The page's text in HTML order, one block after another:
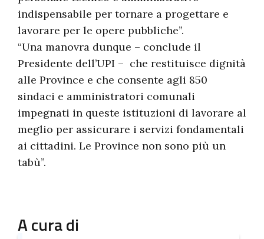
indispensabile per tornare a progettare e
lavorare per le opere pubbliche”.
“Una manovra dunque – conclude il
Presidente dell’UPI – che restituisce dignità
alle Province e che consente agli 850
sindaci e amministratori comunali
impegnati in queste istituzioni di lavorare al
meglio per assicurare i servizi fondamentali
ai cittadini. Le Province non sono più un
tabù”.
A cura di